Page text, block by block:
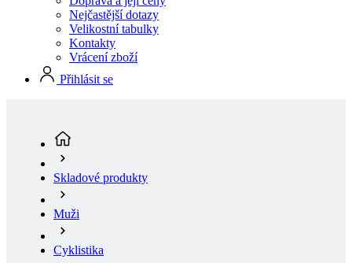
Přihlásit se
Muži
Cyklistika
Dresy dlouhý rukáv
Pánský cyklistický dres dlouhý rukáv TEMPS |